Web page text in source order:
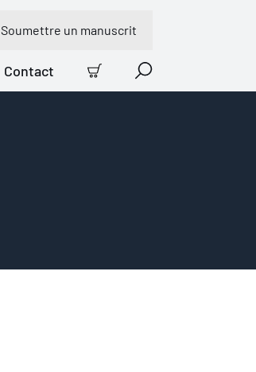
Soumettre un manuscrit
Contact
Panier Recherche